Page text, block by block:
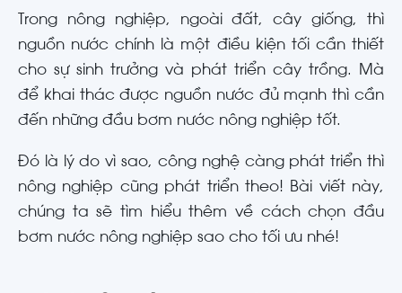
Trong nông nghiệp, ngoài đất, cây giống, thì
nguồn nước chính là một điều kiện tối cần thiết
cho sự sinh trưởng và phát triển cây trồng. Mà
để khai thác được nguồn nước đủ mạnh thì cần
đến những đầu bơm nước nông nghiệp tốt.
Đó là lý do vì sao, công nghệ càng phát triển thì
nông nghiệp cũng phát triển theo! Bài viết này,
chúng ta sẽ tìm hiểu thêm về cách chọn đầu
bơm nước nông nghiệp sao cho tối ưu nhé!